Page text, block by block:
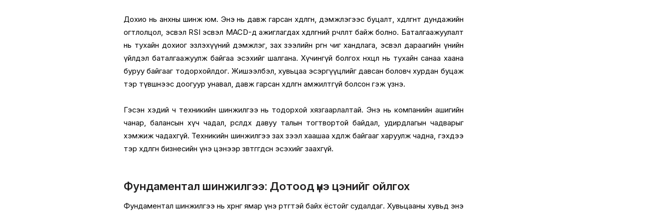
Дохио нь анхны шинж юм. Энэ нь давж гарсан хөдөлгөөн, дэмжлэгээс буцалт, хөдөлгөөнт дундажийн
огтлолцол, эсвэл RSI эсвэл MACD-д ажиглагдах хөдөлгөөний өөрчлөлт байж болно. Баталгаажуулалт
нь тухайн дохиог эзлэхүүний дэмжлэг, зах зээлийн өргөн чиг хандлага, эсвэл дараагийн үнийн
үйлдэл баталгаажуулж байгаа эсэхийг шалгана. Хүчингүй болгох нөхцөл нь тухайн санаа хаана
буруу байгааг тодорхойлдог. Жишээлбэл, хувьцаа эсэргүүцлийг давсан боловч хурдан буцаж
тэр түвшнээс доогуур унавал, давж гарсан хөдөлгөөн амжилтгүй болсон гэж үзнэ.
Гэсэн хэдий ч техникийн шинжилгээ нь тодорхой хязгаарлалтай. Энэ нь компанийн ашигийн
чанар, балансын хүч чадал, өрсөлдөх давуу талын тогтвортой байдал, удирдлагын чадварыг
хэмжиж чадахгүй. Техникийн шинжилгээ зах зээл хаашаа хөдөлж байгааг харуулж чадна, гэхдээ
тэр хөдөлгөөн бизнесийн үнэ цэнээр зөвтгөгдсөн эсэхийг заахгүй.
Фундаментал шинжилгээ: Дотоод үнэ цэнийг ойлгох
Фундаментал шинжилгээ нь хөрөнгө ямар үнэ өртөгтэй байх ёстойг судалдаг. Хувьцааны хувьд энэ